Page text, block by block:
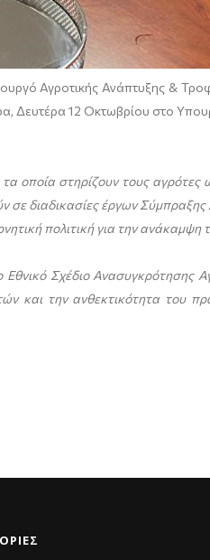
Αγροτικής Ανάπτυξης &
Δευτέρα 12 Οκτωβρίου στο
στηρίζουν τους αγρότες
διαδικασίες έργων Σύμπραξης
πολιτική για την ανάκαμψη
Σχέδιο Ανασυγκρότησης
την ανθεκτικότητα του